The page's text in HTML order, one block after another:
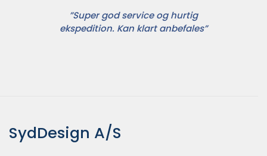
”Super god service og hurtig
ekspedition. Kan klart anbefales”
SydDesign A/S